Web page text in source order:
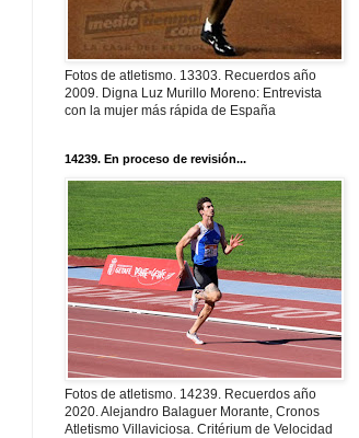
Fotos de atletismo. 13303. Recuerdos año
2009. Digna Luz Murillo Moreno: Entrevista
con la mujer más rápida de España
14239. En proceso de revisión...
Fotos de atletismo. 14239. Recuerdos año
2020. Alejandro Balaguer Morante, Cronos
Atletismo Villaviciosa. Critérium de Velocidad